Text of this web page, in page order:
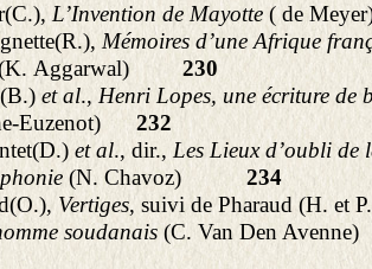
L’Invention de Mayotte( de
Mémoires d’une Afrique
Aggarwal) 230
et al., Henri Lopes, une écriture de
Euzenot) 232
et al., dir., Les Lieux d’oubli de
(N. Chavoz) 234
Vertiges, suivi de Pharaud (H. et
soudanais(C. Van Den